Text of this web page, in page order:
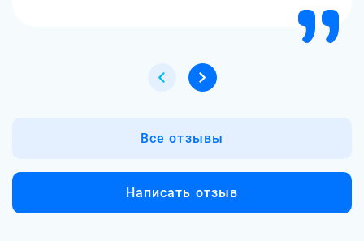
Все отзывы
Написать отзыв